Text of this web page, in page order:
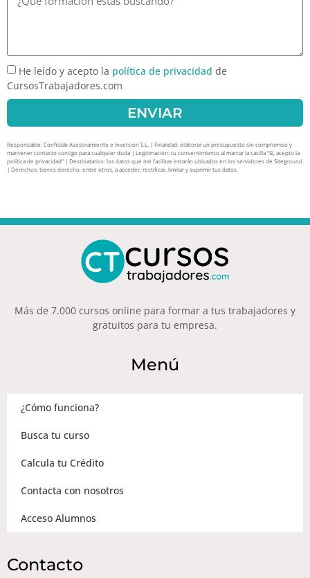
He leído y acepto la política de privacidad de
CursosTrabajadores.com
ENVIAR
Responsable: Confislab Asesoramiento e Inversión S.L. | Finalidad: elaborar un presupuesto sin compromiso y
mantener contacto contigo para cualquier duda | Legitimación: tu consentimiento al marcar la casilla “Sí, acepto la
política de privacidad” | Destinatarios: los datos que me facilitas estarán ubicados en los servidores de Siteground
| Derechos: tienes derecho, entre otros, a acceder, rectificar, limitar y suprimir tus datos.
Más de 7.000 cursos online para formar a tus trabajadores y
gratuitos para tu empresa.
Menú
¿Cómo funciona?
Busca tu curso
Calcula tu Crédito
Contacta con nosotros
Acceso Alumnos
Contacto